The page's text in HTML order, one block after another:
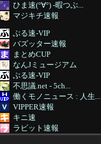
ひま速(°∀°) -暇つぶ...
マジキチ速報
ぶる速-VIP
バズッター速報
まとめCUP
なんJミュージアム
ぶる速-VIP
不思議.net - 5ch...
働くモノニュース : 人生...
VIPPER速報
キニ速
ラビット速報